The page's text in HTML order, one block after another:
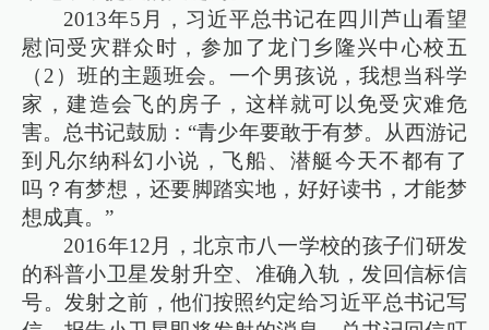
2013年5月，习近平总书记在四川芦山看望
慰问受灾群众时，参加了龙门乡隆兴中心校五
（2）班的主题班会。一个男孩说，我想当科学
家，建造会飞的房子，这样就可以免受灾难危
害。总书记鼓励：“青少年要敢于有梦。从西游记
到凡尔纳科幻小说，飞船、潜艇今天不都有了
吗？有梦想，还要脚踏实地，好好读书，才能梦
想成真。”
2016年12月，北京市八一学校的孩子们研发
的科普小卫星发射升空、准确入轨，发回信标信
号。发射之前，他们按照约定给习近平总书记写